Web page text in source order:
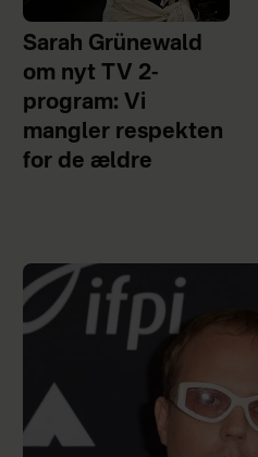
Sarah Grünewald
om nyt TV 2-
program: Vi
mangler respekten
for de ældre